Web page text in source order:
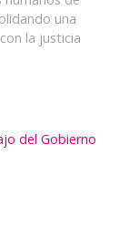
una
la justicia
del Gobierno